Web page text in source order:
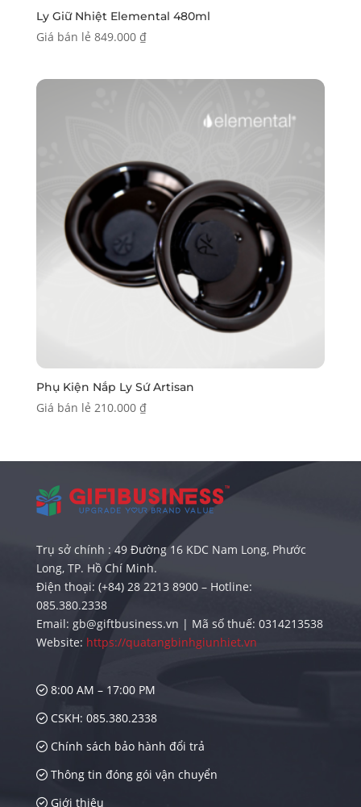
Ly Giữ Nhiệt Elemental 480ml
Giá bán lẻ 849.000 ₫
Phụ Kiện Nắp Ly Sứ Artisan
Giá bán lẻ 210.000 ₫
Trụ sở chính : 49 Đường 16 KDC Nam Long, Phước
Long, TP. Hồ Chí Minh.
Điện thoại: (+84) 28 2213 8900 – Hotline:
085.380.2338
Email: gb@giftbusiness.vn | Mã số thuế: 0314213538
Website: https://quatangbinhgiunhiet.vn
8:00 AM – 17:00 PM
CSKH: 085.380.2338
Chính sách bảo hành đổi trả
Thông tin đóng gói vận chuyển
Giới thiệu